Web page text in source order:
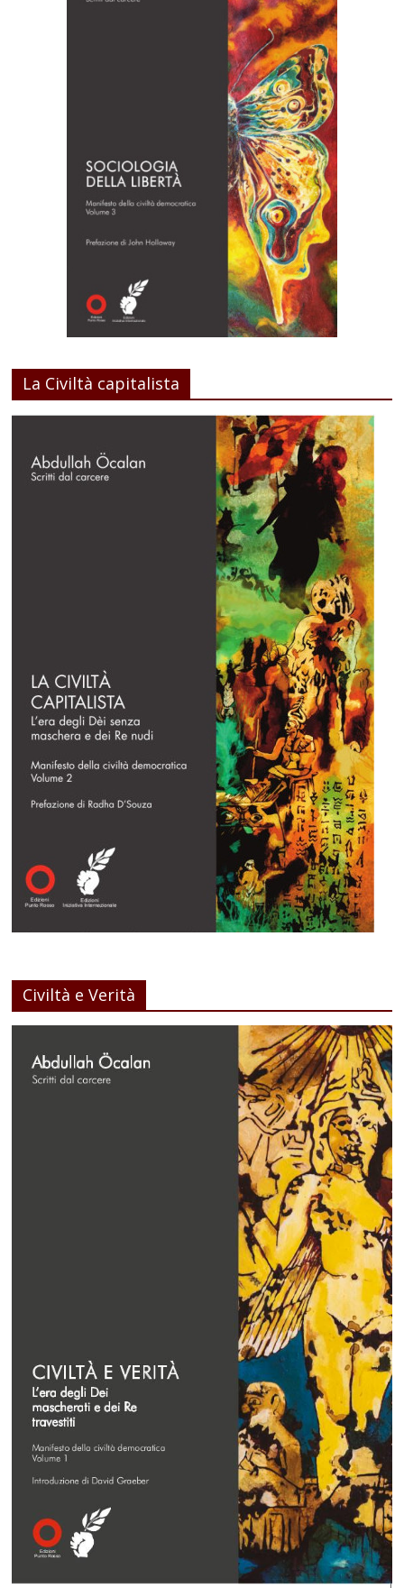
La Civiltà capitalista
Civiltà e Verità